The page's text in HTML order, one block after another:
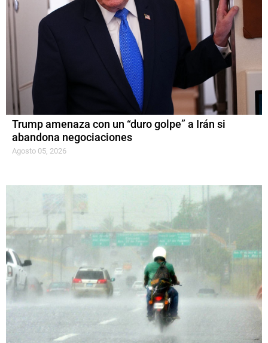
Trump amenaza con un “duro golpe” a Irán si
abandona negociaciones
Agosto 05, 2026